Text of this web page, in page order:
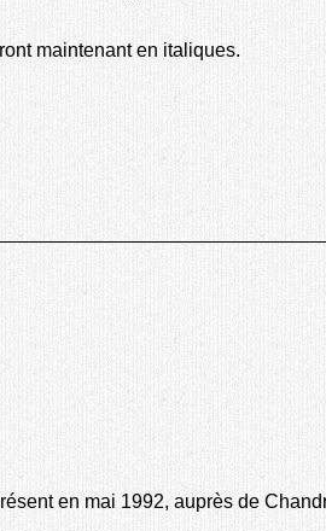
maintenant en italiques.
en mai 1992, auprès de